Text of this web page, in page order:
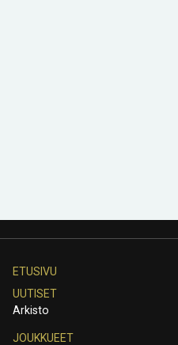
ETUSIVU
UUTISET
Arkisto
JOUKKUEET